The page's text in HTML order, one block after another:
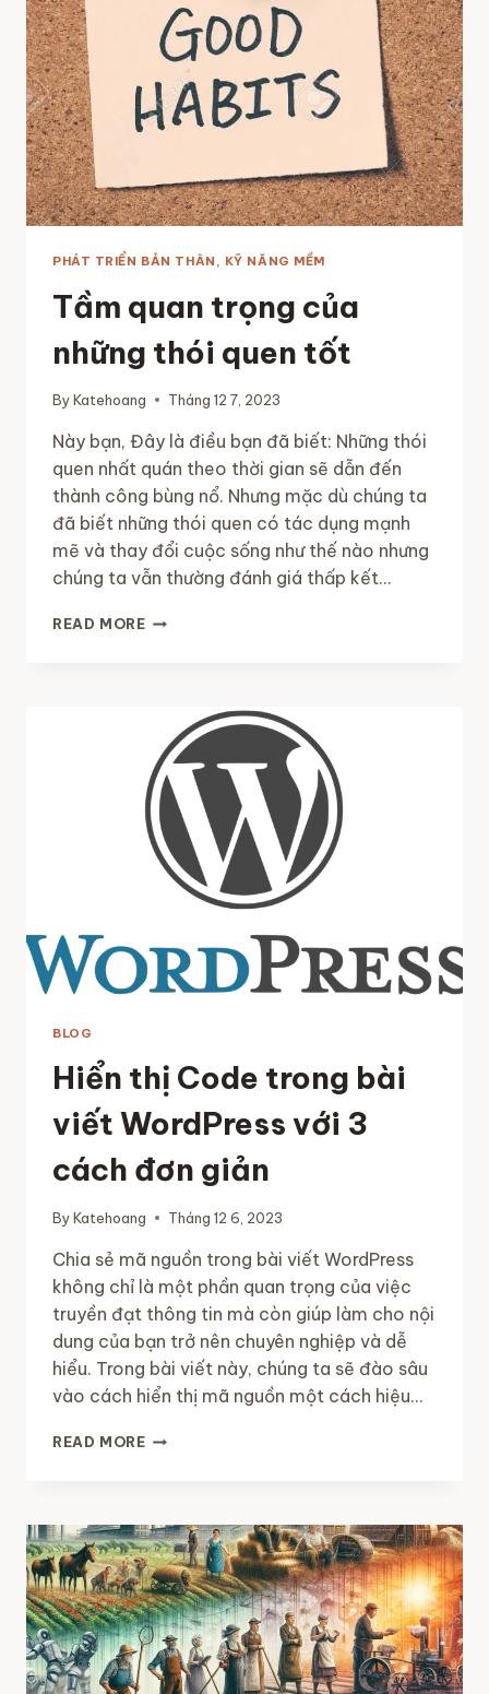
NĂM
2026
HƠN
THẾ
NỮA
PHÁT TRIỂN BẢN THÂN, KỸ NĂNG MỀM
Tầm quan trọng của
những thói quen tốt
ByKatehoang Tháng 12 7, 2023
Này bạn, Đây là điều bạn đã biết: Những thói
quen nhất quán theo thời gian sẽ dẫn đến
thành công bùng nổ. Nhưng mặc dù chúng ta
đã biết những thói quen có tác dụng mạnh
mẽ và thay đổi cuộc sống như thế nào nhưng
chúng ta vẫn thường đánh giá thấp kết…
READ MORETẦM
THÓI
QUEN
TỐT
BLOG
Hiển thị Code trong bài
viết WordPress với 3
cách đơn giản
ByKatehoang Tháng 12 6, 2023
Chia sẻ mã nguồn trong bài viết WordPress
không chỉ là một phần quan trọng của việc
truyền đạt thông tin mà còn giúp làm cho nội
dung của bạn trở nên chuyên nghiệp và dễ
hiểu. Trong bài viết này, chúng ta sẽ đào sâu
vào cách hiển thị mã nguồn một cách hiệu…
READ MOREHIỂN
BÀI
VIẾT
WORDPRESS
VỚI
3
CÁCH
ĐƠN
GIẢN